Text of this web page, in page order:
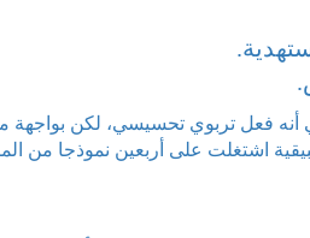
أنه فعل تربوي تحسيسي، لكن بواجهة
اشتغلت على أربعين نموذجا من